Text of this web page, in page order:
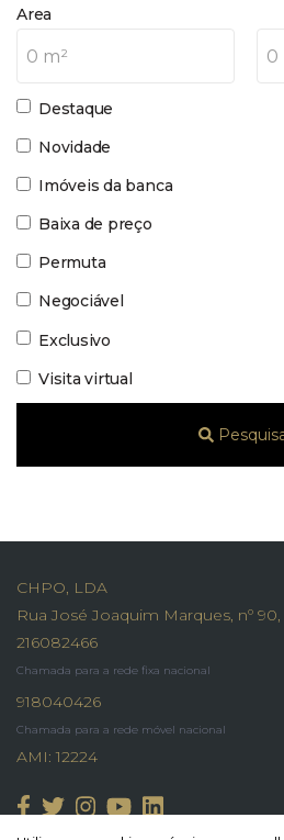
Area
0 m² 0
Destaque
Novidade
Imóveis da banca
Baixa de preço
Permuta
Negociável
Exclusivo
Visita virtual
CHPO, LDA
Rua José Joaquim Marques, nº
216082466
Chamada para a rede fixa nacional
918040426
Chamada para a rede móvel nacional
AMI: 12224